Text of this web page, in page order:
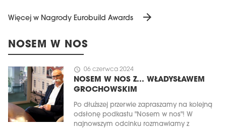
Więcej w Nagrody Eurobuild Awards arrow_forward
NOSEM W NOS
schedule 06 czerwca 2024
NOSEM W NOS Z... WŁADYSŁAWEM
GROCHOWSKIM
Po dłuższej przerwie zapraszamy na kolejną
odsłonę podkastu "Nosem w nos"! W
najnowszym odcinku rozmawiamy z